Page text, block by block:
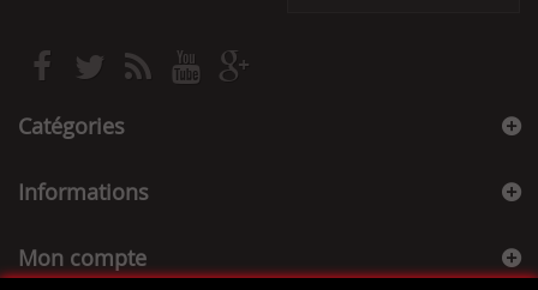
Catégories
Informations
Mon compte